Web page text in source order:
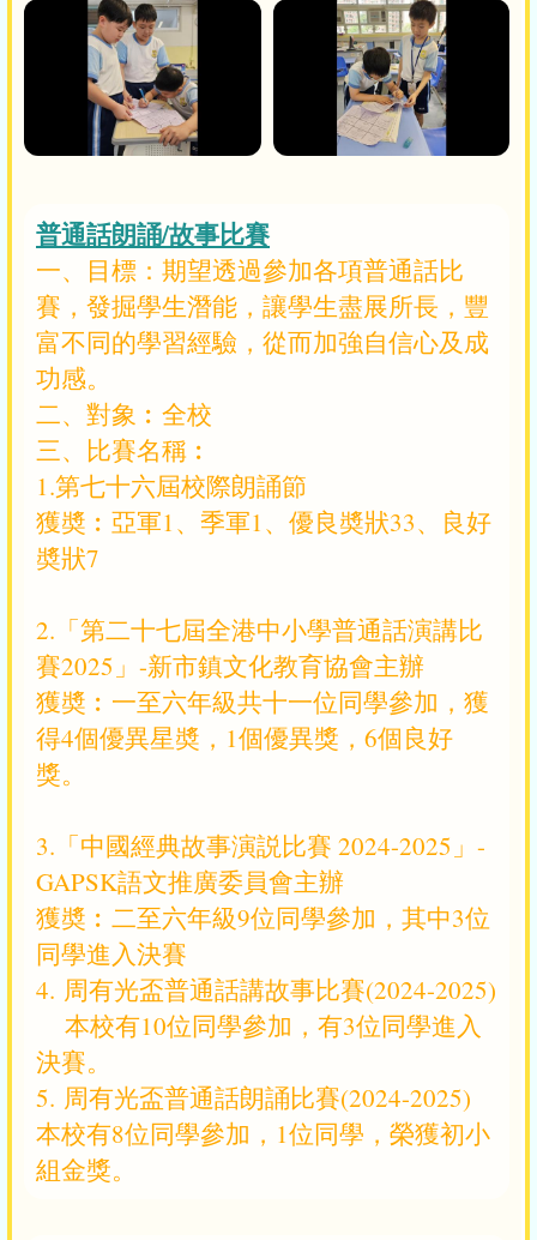
普通話朗誦/故事比賽
一、目標：期望透過參加各項普通話比
賽，發掘學生潛能，讓學生盡展所長，豐
富不同的學習經驗，從而加強自信心及成
功感。
二、對象︰全校
三、比賽名稱︰
1.第七十六屆校際朗誦節
獲奬︰亞軍1、季軍1、優良奬狀33、良好
奬狀7
2.「第二十七屆全港中小學普通話演講比
賽2025」-新市鎮文化教育協會主辦
獲奬︰一至六年級共十一位同學參加，獲
得4個優異星奬，1個優異獎，6個良好
獎。
3.「中國經典故事演説比賽 2024-2025」-
GAPSK語文推廣委員會主辦
獲奬︰二至六年級9位同學參加，其中3位
同學進入決賽
4. 周有光盃普通話講故事比賽(2024-2025)
本校有10位同學參加，有3位同學進入
決賽。
5. 周有光盃普通話朗誦比賽(2024-2025)
本校有8位同學參加，1位同學，榮獲初小
組金獎。